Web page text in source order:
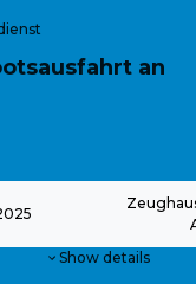
an
Show details